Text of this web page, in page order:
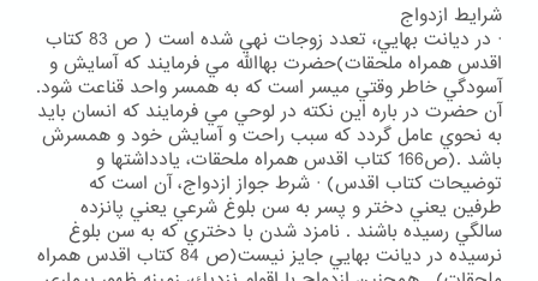
شرايط ازدواج
· در ديانت بهايي، تعدد زوجات نهي شده است ( ص 83 كتاب
اقدس همراه ملحقات)حضرت بهاالله مي فرمايند كه آسايش و
آسودگي خاطر وقتي ميسر است كه به همسر واحد قناعت شود.
آن حضرت در باره اين نكته در لوحي مي فرمايند كه انسان بايد
به نحوي عامل گردد كه سبب راحت و آسايش خود و همسرش
باشد .(ص166 كتاب اقدس همراه ملحقات، يادداشتها و
توضيحات كتاب اقدس) · شرط جواز ازدواج، آن است كه
طرفين يعني دختر و پسر به سن بلوغ شرعي يعني پانزده
سالگي رسيده باشند . نامزد شدن با دختري كه به سن بلوغ
نرسيده در ديانت بهايي جايز نيست(ص 84 كتاب اقدس همراه